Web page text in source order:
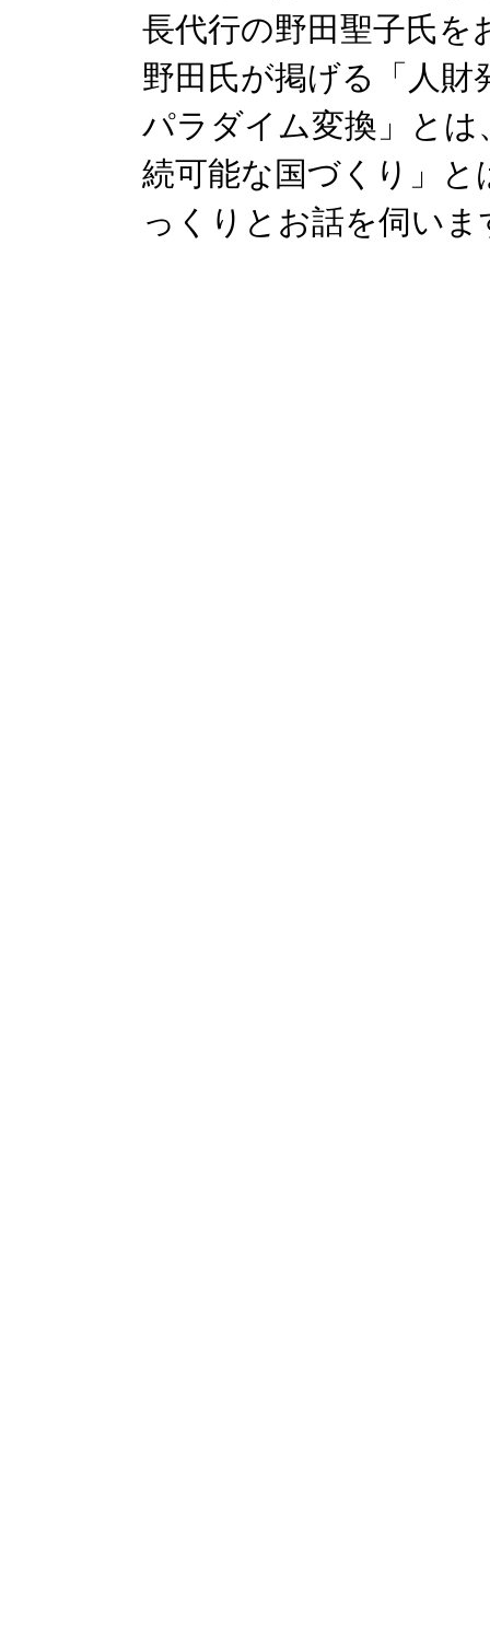
長代行の野田聖子氏を
野田氏が掲げる「人財
パラダイム変換」と
続可能な国づくり」
っくりとお話を伺いま